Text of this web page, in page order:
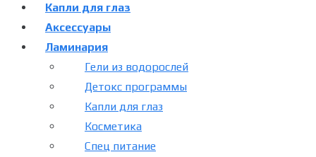
Капли для глаз
Аксессуары
Ламинария
Гели из водорослей
Детокс программы
Капли для глаз
Косметика
Спец питание